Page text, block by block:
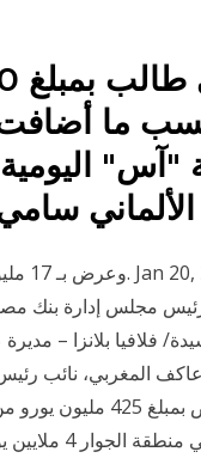
ما
"آس"
الألماني
فلافيا بلانزا –
الثلاثاء، على
مديرة